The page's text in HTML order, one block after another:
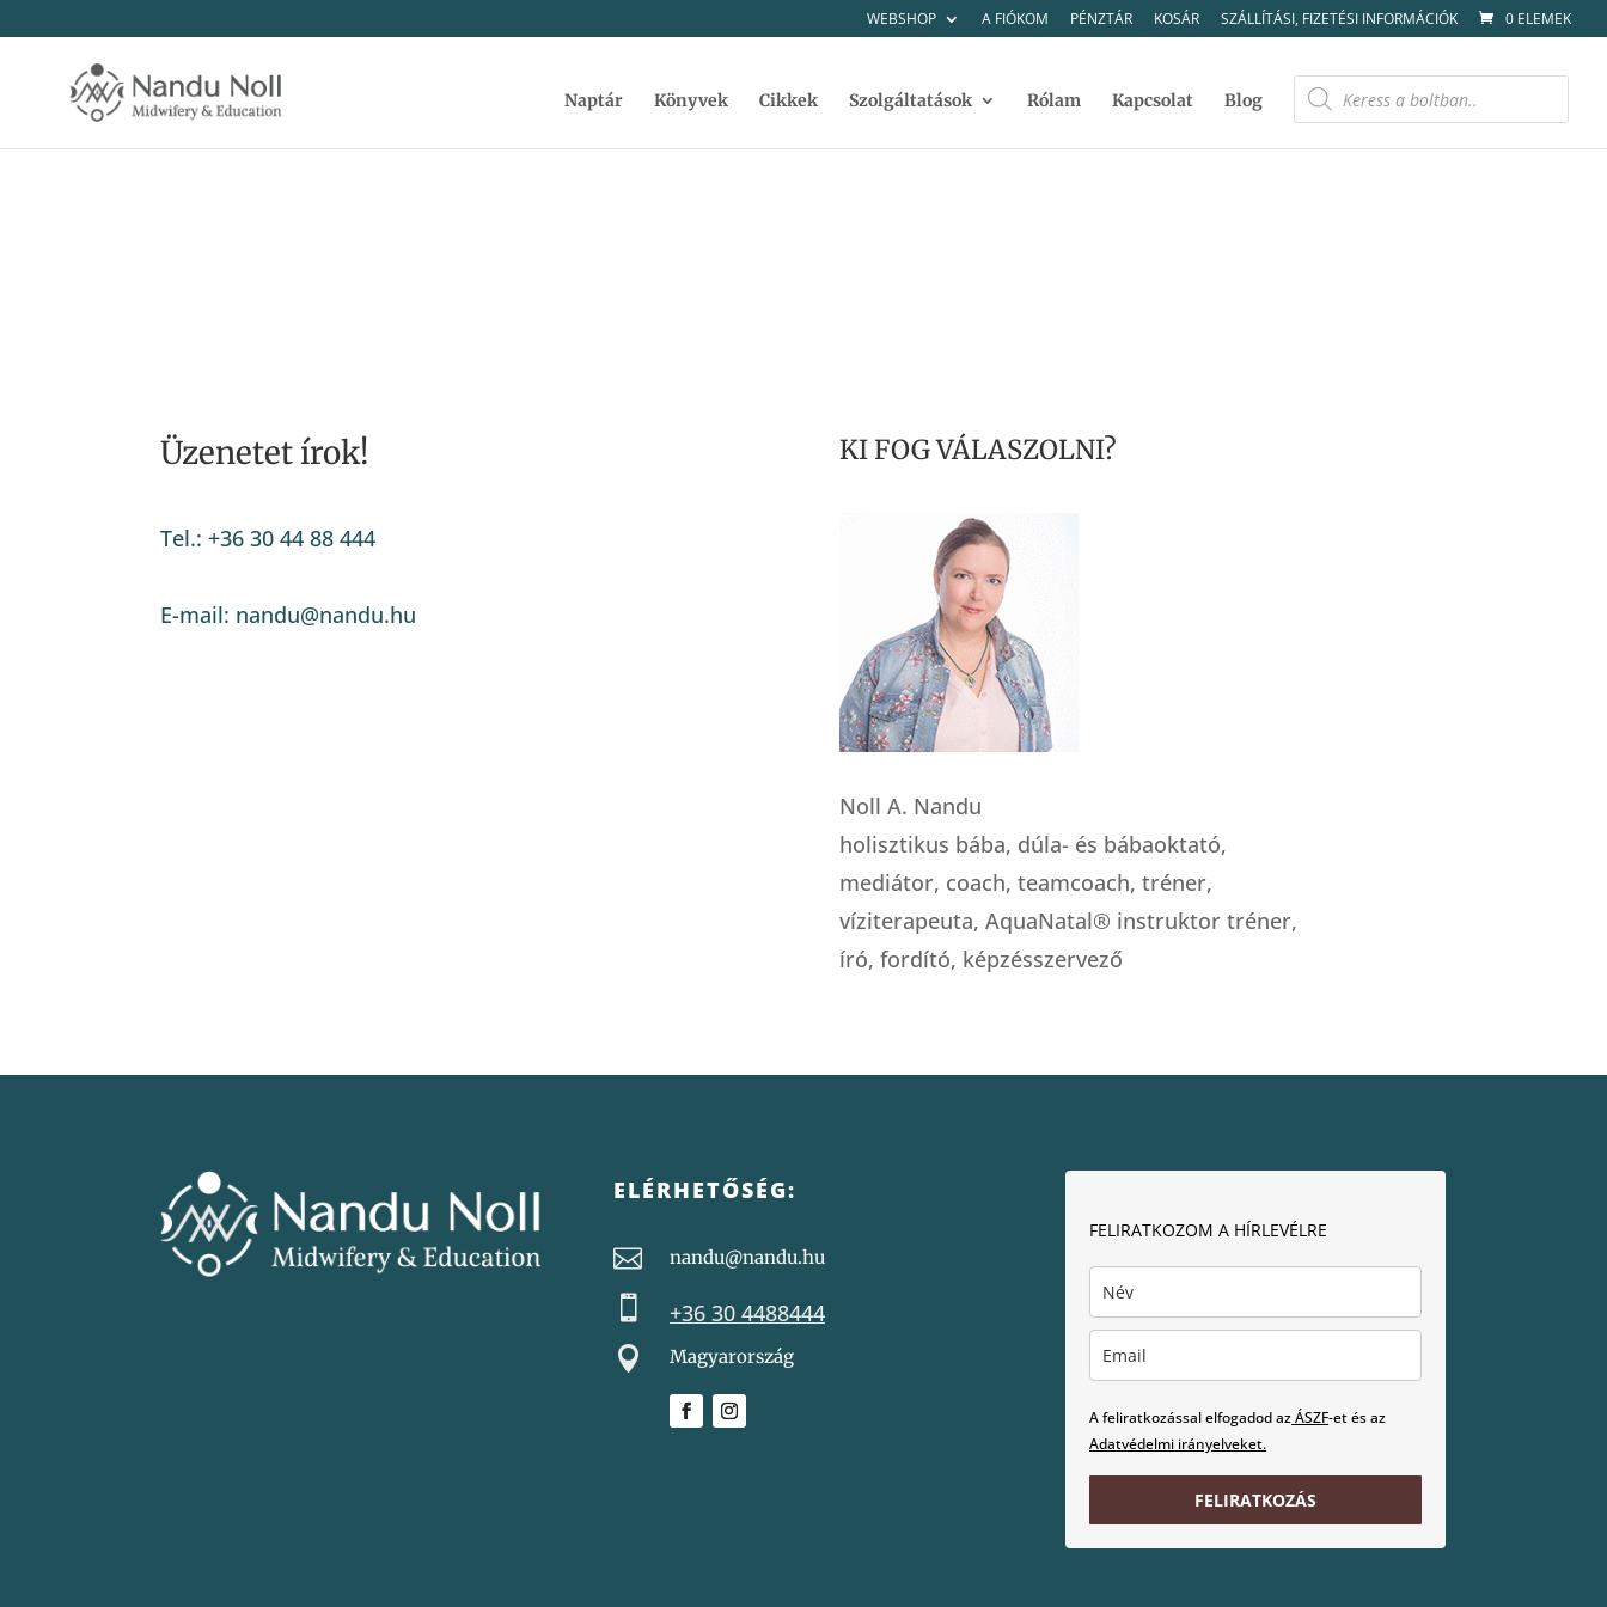
WEBSHOP A FIÓKOM PÉNZTÁR KOSÁR SZÁLLÍTÁSI, FIZETÉSI INFORMÁCIÓK 0 ELEMEK
Naptár Könyvek Cikkek Szolgáltatások Rólam Kapcsolat Blog
Products
search
Üzenetet írok!
Tel.: +36 30 44 88 444
E-mail: nandu@nandu.hu
KI FOG VÁLASZOLNI?
Noll A. Nandu
holisztikus bába, dúla- és bábaoktató,
mediátor, coach, teamcoach, tréner,
víziterapeuta, AquaNatal® instruktor tréner,
író, fordító, képzésszervező
ELÉRHETŐSÉG:
 nandu@nandu.hu
 +36 30 4488444
 Magyarország
FELIRATKOZOM A HÍRLEVÉLRE
A feliratkozással elfogadod azÁSZF-et és az
Adatvédelmi irányelveket.
FELIRATKOZÁS